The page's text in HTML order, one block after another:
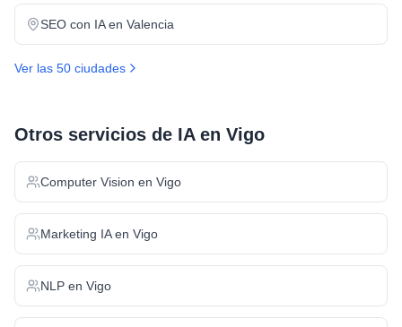
SEO con IAen Valencia
Ver las 50 ciudades
Otros servicios de IA en Vigo
Computer Vision en Vigo
Marketing IAen Vigo
NLP en Vigo